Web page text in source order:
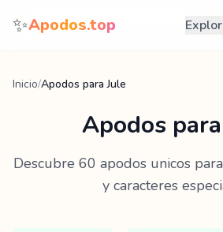
Saltar al contenido
✨Apodos.top
Inicio/Apodos para Jule
Apodos para
Descubre 60 apodos unicos
y caracteres